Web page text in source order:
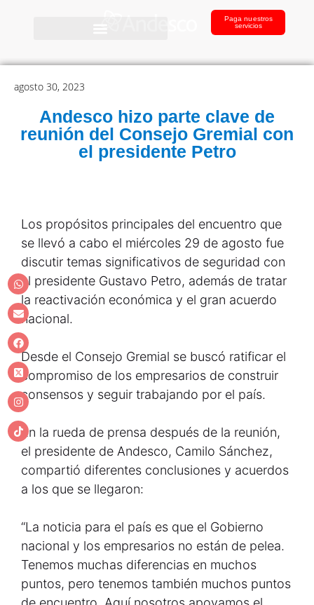
Paga nuestros
servicios
agosto 30, 2023
Andesco hizo parte clave de
reunión del Consejo Gremial con
el presidente Petro
Los propósitos principales del encuentro que
se llevó a cabo el miércoles 29 de agosto fue
discutir temas significativos de seguridad con
el presidente Gustavo Petro, además de tratar
la reactivación económica y el gran acuerdo
nacional.
Desde el Consejo Gremial se buscó ratificar el
compromiso de los empresarios de construir
consensos y seguir trabajando por el país.
En la rueda de prensa después de la reunión,
el presidente de Andesco, Camilo Sánchez,
compartió diferentes conclusiones y acuerdos
a los que se llegaron:
“La noticia para el país es que el Gobierno
nacional y los empresarios no están de pelea.
Tenemos muchas diferencias en muchos
puntos, pero tenemos también muchos puntos